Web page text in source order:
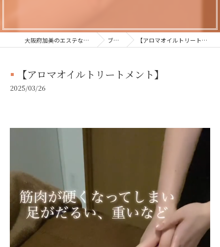
大阪府加美のエステならLUANA ブログ 【アロマオイルトリートメント】
【アロマオイルトリートメント】
2025/03/26